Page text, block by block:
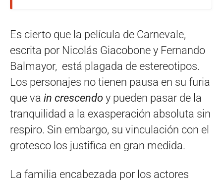
Es cierto que la película de Carnevale,
escrita por Nicolás Giacobone y Fernando
Balmayor, está plagada de estereotipos.
Los personajes no tienen pausa en su furia
que va in crescendo y pueden pasar de la
tranquilidad a la exasperación absoluta sin
respiro. Sin embargo, su vinculación con el
grotesco los justifica en gran medida.
La familia encabezada por los actores